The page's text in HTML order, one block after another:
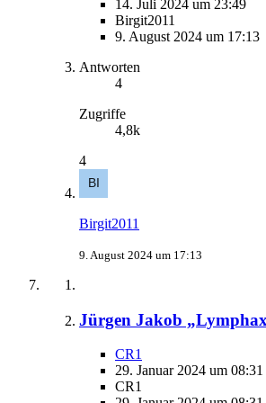
14. Juli 2024 um 23:49
Birgit2011
9. August 2024 um 17:13
Antworten
4
Zugriffe
4,8k
4
Birgit2011
9. August 2024 um 17:13
Jürgen Jakob
CR1
29. Januar 2024 um 08:31
CR1